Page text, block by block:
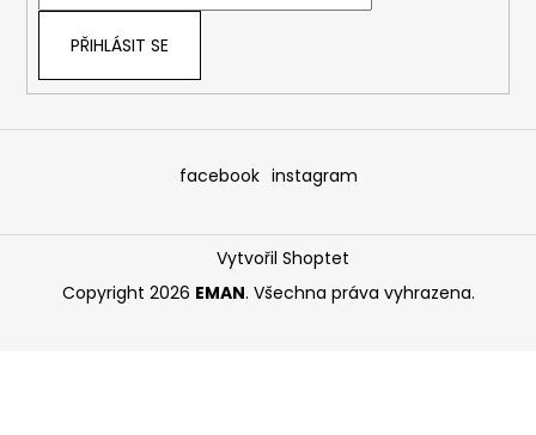
PŘIHLÁSIT SE
facebook instagram
Vytvořil Shoptet
Copyright 2026 EMAN. Všechna práva vyhrazena.